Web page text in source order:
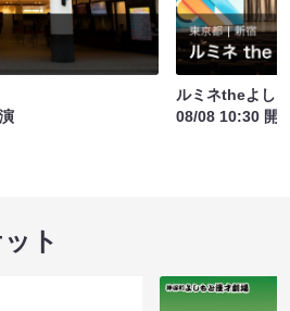
ルミネtheよし
08/08 10:30 開
ト